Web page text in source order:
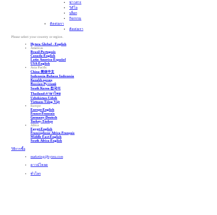
ข่าวสาร
วิดีโอ
บล็อก
กิจกรรม
ติดต่อเรา
ติดต่อเรา
Please select your country or region.
Hytera Global - English
Americas
Brazil-Português
Canada-English
Latin America-Español
USA-English
Asia Pacific
China-简体中文
Indonesia-Bahasa Indonesia
Kazakh-қазақ
Russian-Pусский
South Korea-한국어
Thailand-ภาษาไทย
Uzbekistan-Uzbek
Vietnam-Tiếng Việt
Europe
Europe-English
France-Francais
Germany-Deutsch
Turkey-Türkçe
Africa
Egypt-English
Francophone Africa-Français
Middle East-English
South Africa-English
วิธีการซื้อ
marketing@hytera.com
ดาวน์โหลด
ทั่วโลก